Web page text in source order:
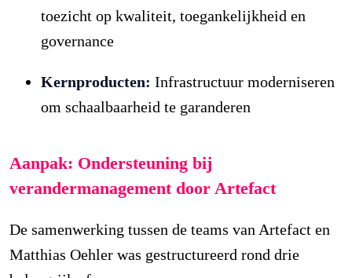
toezicht op kwaliteit, toegankelijkheid en
governance
Kernproducten: Infrastructuur moderniseren
om schaalbaarheid te garanderen
Aanpak: Ondersteuning bij
verandermanagement door Artefact
De samenwerking tussen de teams van Artefact en
Matthias Oehler was gestructureerd rond drie